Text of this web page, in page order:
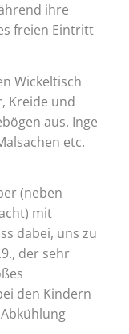
ihre
freien Eintritt
Wickeltisch
Kreide und
aus. Inge
etc.
(neben
mit
dabei, uns zu
der sehr
den Kindern